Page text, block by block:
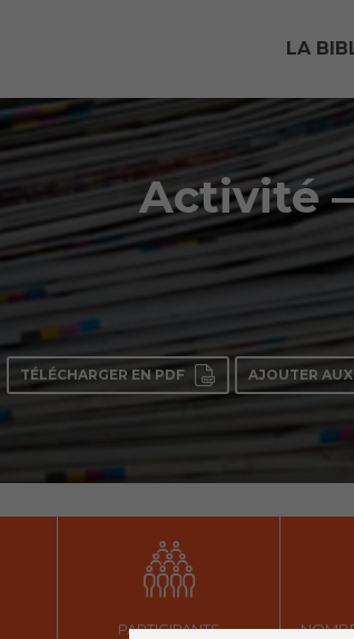
LA
Activité
TÉLÉCHARGER EN PDF AJOUTER
PARTICIPANTS